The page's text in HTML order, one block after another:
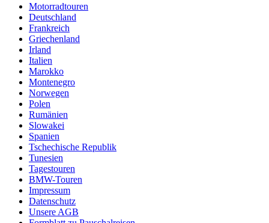
Motorradtouren
Deutschland
Frankreich
Griechenland
Irland
Italien
Marokko
Montenegro
Norwegen
Polen
Rumänien
Slowakei
Spanien
Tschechische Republik
Tunesien
Tagestouren
BMW-Touren
Impressum
Datenschutz
Unsere AGB